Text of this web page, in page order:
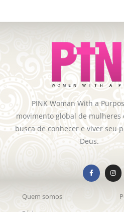
PINK Woman With a
movimento global de mulheres
busca de conhecer e viver seu
Deus.
Quem somos